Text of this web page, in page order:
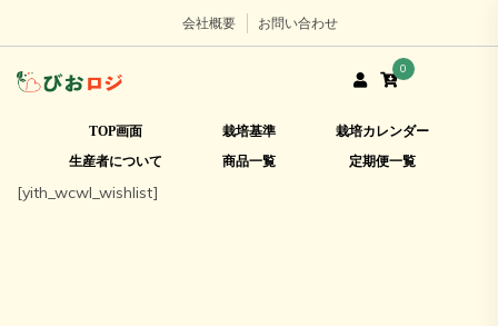
会社概要 お問い合わせ
TOP画面 栽培基準
栽培カレンダー
生産者について
商品一覧 定期便一覧
0
[yith_wcwl_wishlist]